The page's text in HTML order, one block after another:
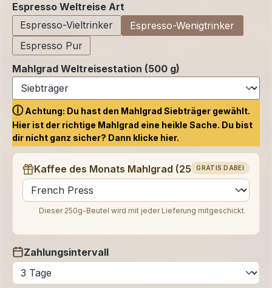
Espresso Weltreise Art
Espresso-Vieltrinker
Espresso-Wenigtrinker
Espresso Pur
Mahlgrad Weltreisestation (500 g)
ⓘAchtung: Du hast den Mahlgrad Siebträger gewählt.
Hier ist der richtige Mahlgrad eine heikle Sache. Du bist
dir nicht ganz sicher? Dann klicke hier.
GRATIS DABEI
Kaffee des Monats Mahlgrad (250 g)
auswählen
Dieser 250g-Beutel wird mit jeder Lieferung mitgeschickt.
Zahlungsintervall
auswählen